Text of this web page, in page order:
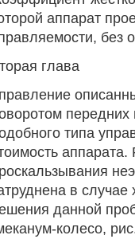
аппарат
без
глава
передних
типа
в
данной
колесо,